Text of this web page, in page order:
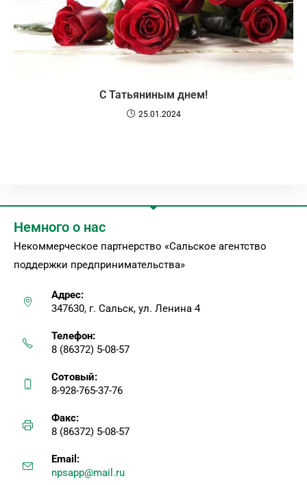
С Татьяниным днем!
25.01.2024
Немного о нас
Некоммерческое партнерство «Сальское агентство
поддержки предпринимательства»
Адрес:
347630, г. Сальск, ул. Ленина 4
Телефон:
8 (86372) 5-08-57
Сотовый:
8-928-765-37-76
Факс:
8 (86372) 5-08-57
Email:
npsapp@mail.ru